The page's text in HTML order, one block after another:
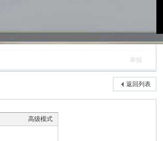
举报
返回列表
高级模式